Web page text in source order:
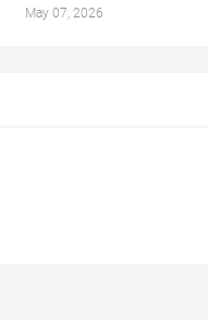
May 07, 2026